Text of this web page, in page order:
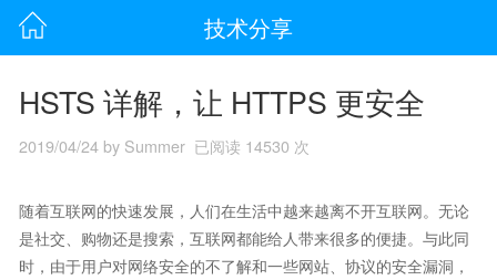
技术分享
HSTS 详解，让 HTTPS 更安全
2019/04/24 by Summer 已阅读 14530 次
随着互联网的快速发展，人们在生活中越来越离不开互联网。无论
是社交、购物还是搜索，互联网都能给人带来很多的便捷。与此同
时，由于用户对网络安全的不了解和一些网站、协议的安全漏洞，